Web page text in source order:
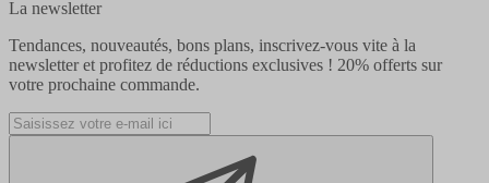
La newsletter
Tendances, nouveautés, bons plans, inscrivez-vous vite à la
newsletter et profitez de réductions exclusives ! 20% offerts sur
votre prochaine commande.